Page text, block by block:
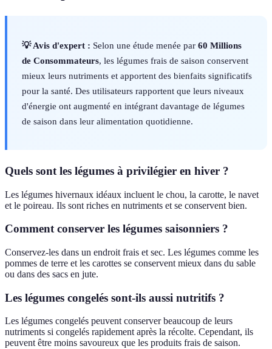
💡 Avis d'expert : Selon une étude menée par 60 Millions
de Consommateurs, les légumes frais de saison conservent
mieux leurs nutriments et apportent des bienfaits significatifs
pour la santé. Des utilisateurs rapportent que leurs niveaux
d'énergie ont augmenté en intégrant davantage de légumes
de saison dans leur alimentation quotidienne.
Quels sont les légumes à privilégier en hiver ?
Les légumes hivernaux idéaux incluent le chou, la carotte, le navet
et le poireau. Ils sont riches en nutriments et se conservent bien.
Comment conserver les légumes saisonniers ?
Conservez-les dans un endroit frais et sec. Les légumes comme les
pommes de terre et les carottes se conservent mieux dans du sable
ou dans des sacs en jute.
Les légumes congelés sont-ils aussi nutritifs ?
Les légumes congelés peuvent conserver beaucoup de leurs
nutriments si congelés rapidement après la récolte. Cependant, ils
peuvent être moins savoureux que les produits frais de saison.